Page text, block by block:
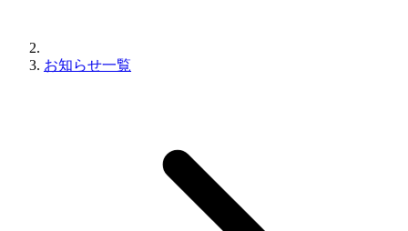
お知らせ一覧